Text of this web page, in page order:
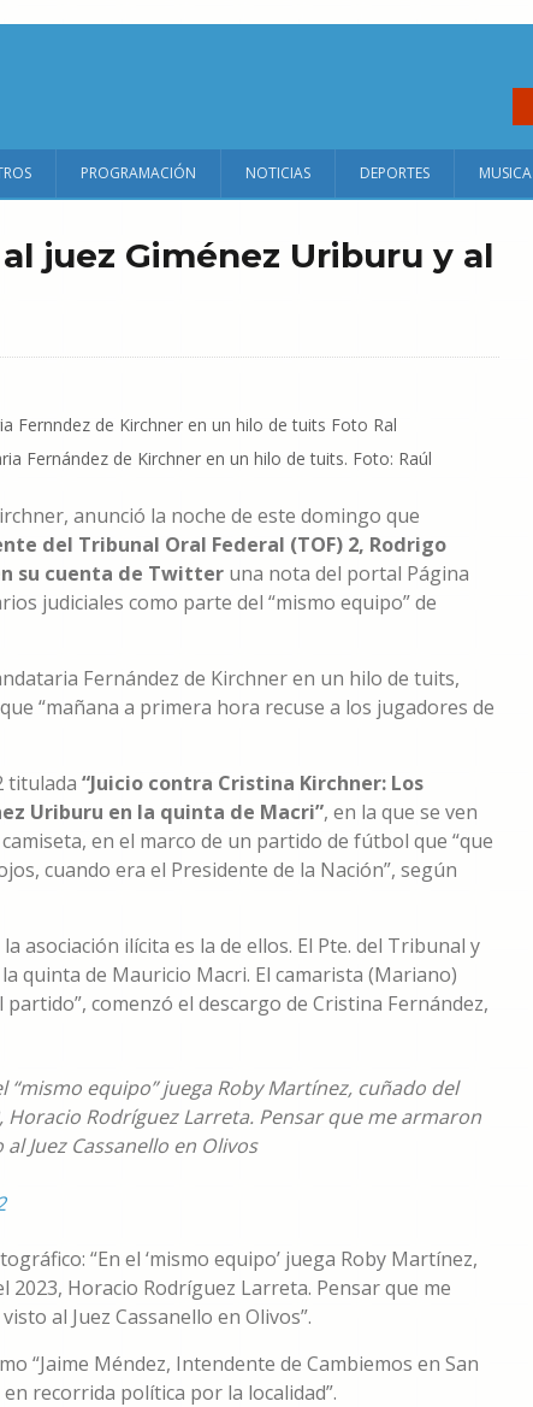
PROGRAMACIÓN NOTICIAS DEPORTES MUSICA
juez Giménez Uriburu y al
Fernández de Kirchner en un hilo de tuits. Foto: Raúl
anunció la noche de este domingo que
del Tribunal Oral Federal (TOF) 2, Rodrigo
su cuenta de Twitter una nota del portal Página
judiciales como parte del “mismo equipo” de
Fernández de Kirchner en un hilo de tuits,
“mañana a primera hora recuse a los jugadores de
titulada “Juicio contra Cristina Kirchner: Los
Uriburu en la quinta de Macri”, en la que se ven
en el marco de un partido de fútbol que “que
cuando era el Presidente de la Nación”, según
asociación ilícita es la de ellos. El Pte. del Tribunal y
quinta de Mauricio Macri. El camarista (Mariano)
comenzó el descargo de Cristina Fernández,
equipo” juega Roby Martínez, cuñado del
Rodríguez Larreta. Pensar que me armaron
Juez Cassanello en Olivos
“En el ‘mismo equipo’ juega Roby Martínez,
Horacio Rodríguez Larreta. Pensar que me
al Juez Cassanello en Olivos”.
“Jaime Méndez, Intendente de Cambiemos en San
recorrida política por la localidad”.